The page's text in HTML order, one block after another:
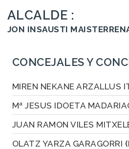
ALCALDE :
JON INSAUSTI
CONCEJALES Y
MIREN NEKANE ARZALLUS
Mª JESUS IDOETA
JUAN RAMON VILES
OLATZ YARZA GARAGORRI